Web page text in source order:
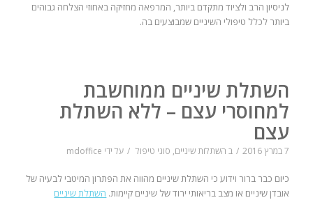
לניסיון הרב ולציוד מתקדם ביותר, המרפאה מחזיקה באחוזי הצלחה גבוהים
ביותר לכלל טיפולי השיניים שמבוצעים בה.
השתלת שיניים ממוחשבת
למחוסרי עצם – ללא השתלת
עצם
7 במרץ 2016 / ב השתלות שיניים, סוגי טיפול / על ידי mdoffice
כיום כבר ברור וידוע כי השתלת שיניים מהווה את הפתרון המיטבי לבעיה של
אובדן שיניים או מצב בריאותי ירוד של שיניים קיימות. השתלת שיניים